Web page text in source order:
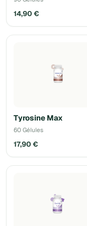
14,90 €
Tyrosine Max
60 Gélules
17,90 €